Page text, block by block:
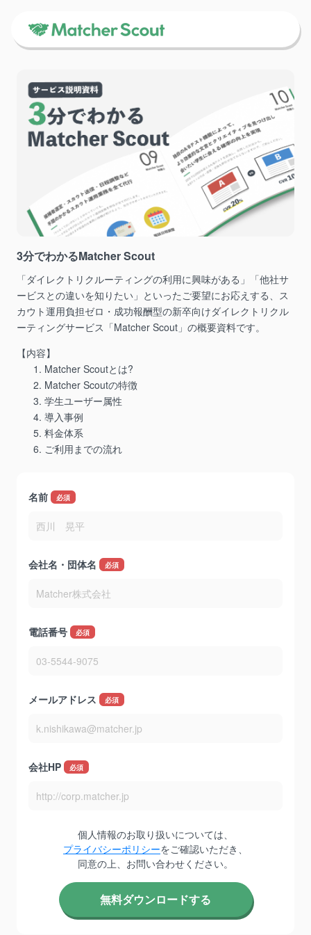
3分でわかるMatcher Scout
「ダイレクトリクルーティングの利用に興味がある」「他社サ
ービスとの違いを知りたい」といったご要望にお応えする、ス
カウト運用負担ゼロ・成功報酬型の新卒向けダイレクトリクル
ーティングサービス「Matcher Scout」の概要資料です。
【内容】
Matcher Scoutとは?
Matcher Scoutの特徴
学生ユーザー属性
導入事例
料金体系
ご利用までの流れ
名前
会社名・団体名
電話番号
メールアドレス
会社HP
個人情報のお取り扱いについては、
プライバシーポリシーをご確認いただき、
同意の上、お問い合わせください。